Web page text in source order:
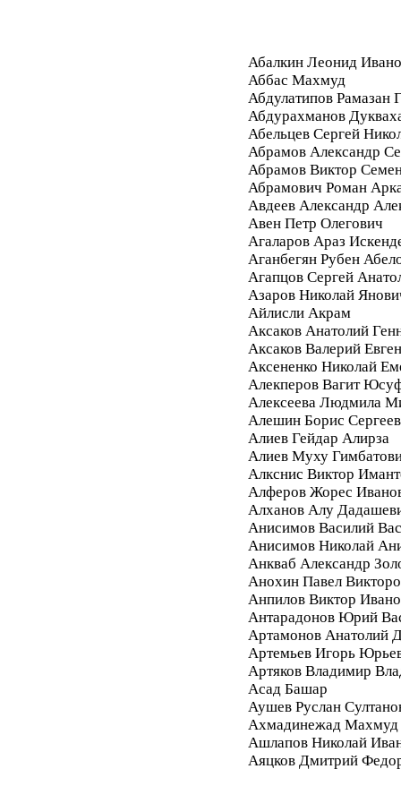
Абалкин Леонид
Аббас Махмуд
Абдулатипов Рамазан
Абдурахманов
Абельцев Сергей
Абрамов Александр
Абрамов Виктор
Абрамович Роман
Авдеев Александр
Авен Петр Олегович
Агаларов Араз
Аганбегян Рубен
Агапцов Сергей
Азаров Николай
Айлисли Акрам
Аксаков Анатолий
Аксаков Валерий
Аксененко Николай
Алекперов Вагит
Алексеева Людмила
Алешин Борис
Алиев Гейдар Алирза
Алиев Муху
Алкснис Виктор
Алферов Жорес
Алханов Алу
Анисимов Василий
Анисимов Николай
Анкваб Александр
Анохин Павел
Анпилов Виктор
Антарадонов Юрий
Артамонов Анатолий
Артемьев Игорь
Артяков Владимир
Асад Башар
Аушев Руслан
Ахмадинежад Махмуд
Ашлапов Николай
Аяцков Дмитрий